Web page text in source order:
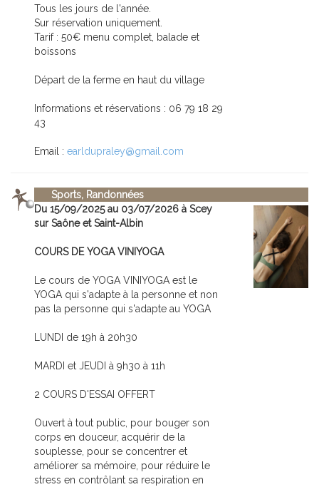
Tous les jours de l'année.
Sur réservation uniquement.
Tarif : 50€ menu complet, balade et
boissons
Départ de la ferme en haut du village
Informations et réservations : 06 79 18 29
43
Email : earldupraley@gmail.com
Sports, Randonnées
Du 15/09/2025 au 03/07/2026 à Scey
sur Saône et Saint-Albin
COURS DE YOGA VINIYOGA
Le cours de YOGA VINIYOGA est le
YOGA qui s'adapte à la personne et non
pas la personne qui s'adapte au YOGA
LUNDI de 19h à 20h30
MARDI et JEUDI à 9h30 à 11h
2 COURS D'ESSAI OFFERT
Ouvert à tout public, pour bouger son
corps en douceur, acquérir de la
souplesse, pour se concentrer et
améliorer sa mémoire, pour réduire le
stress en contrôlant sa respiration en